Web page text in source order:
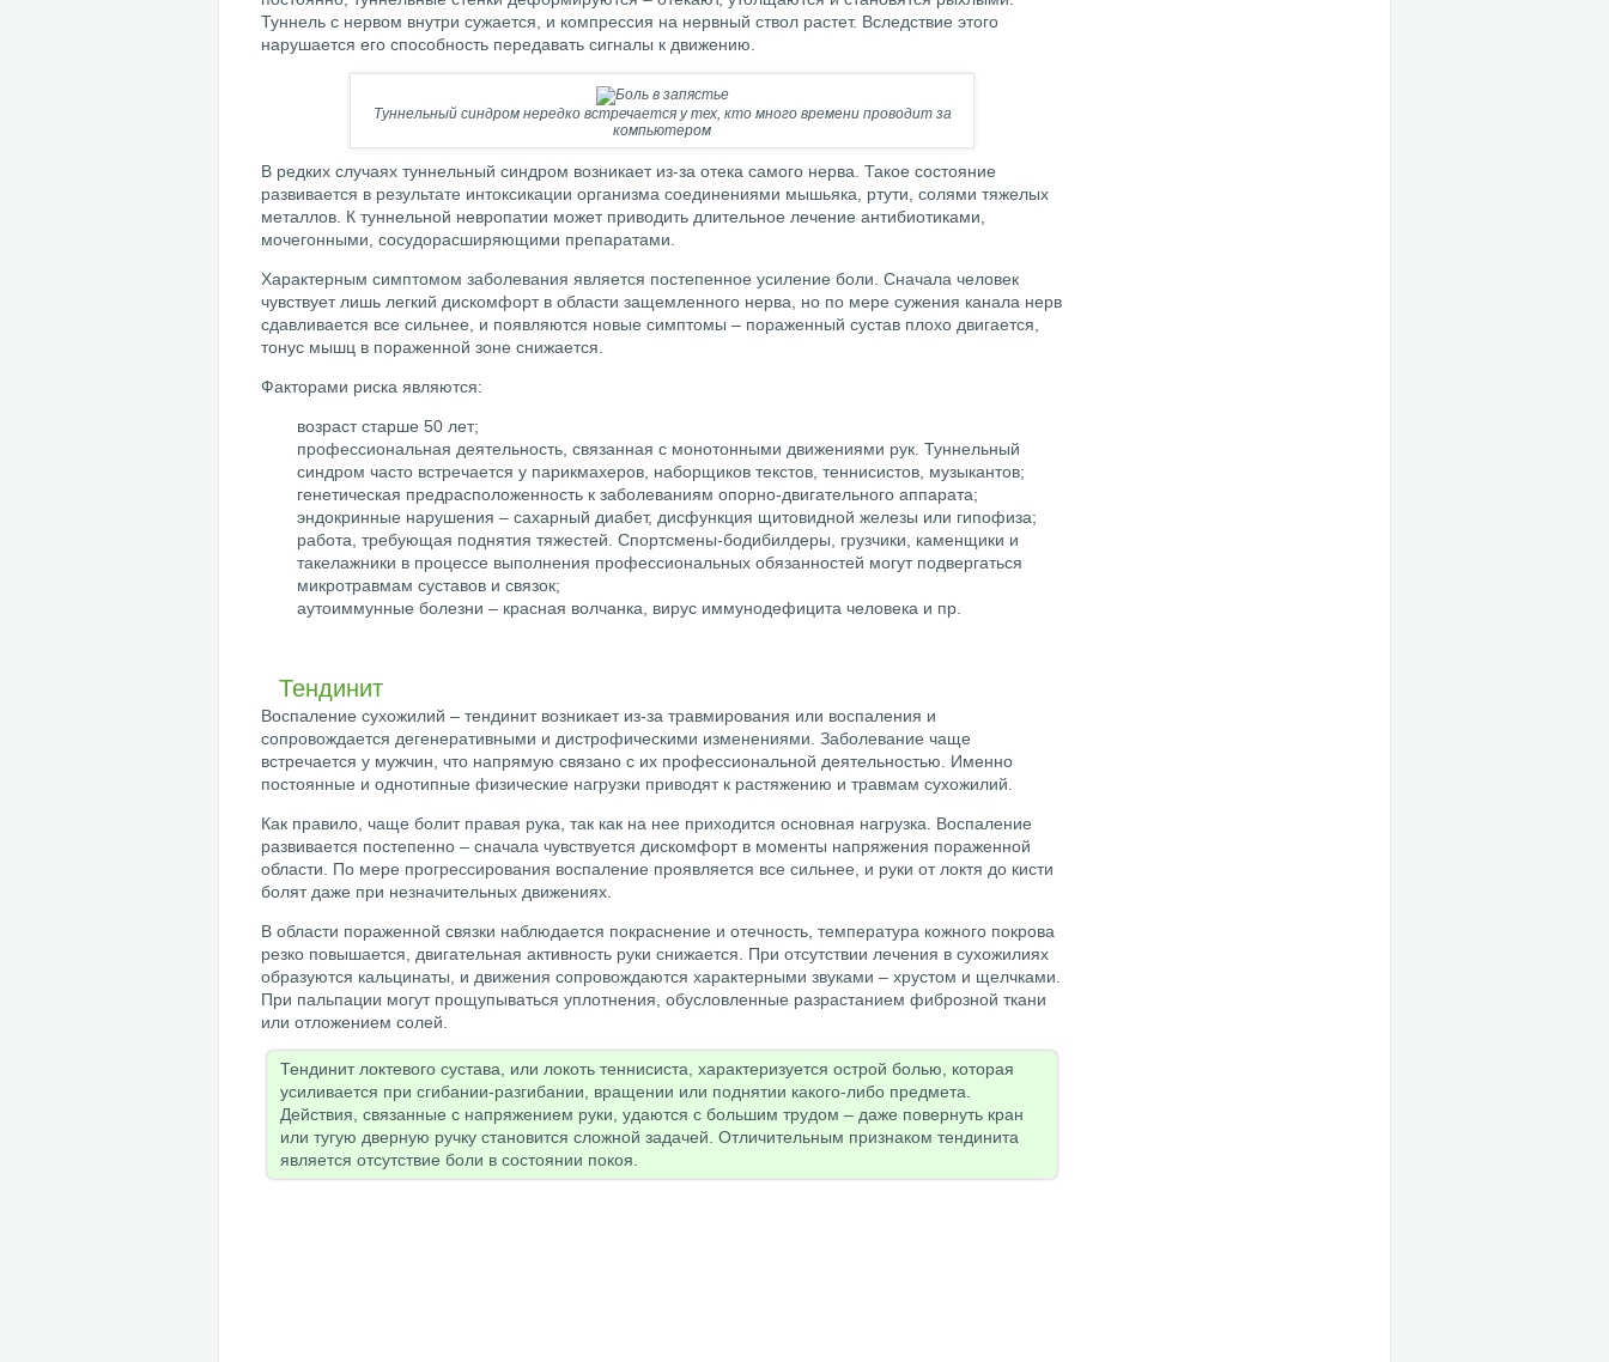
Туннель с нервом внутри сужается, и компрессия на нервный ствол растет. Вследствие этого
нарушается его способность передавать сигналы к движению.
Туннельный синдром нередко встречается у тех, кто много времени проводит за
компьютером
В редких случаях туннельный синдром возникает из-за отека самого нерва. Такое состояние
развивается в результате интоксикации организма соединениями мышьяка, ртути, солями тяжелых
металлов. К туннельной невропатии может приводить длительное лечение антибиотиками,
мочегонными, сосудорасширяющими препаратами.
Характерным симптомом заболевания является постепенное усиление боли. Сначала человек
чувствует лишь легкий дискомфорт в области защемленного нерва, но по мере сужения канала нерв
сдавливается все сильнее, и появляются новые симптомы – пораженный сустав плохо двигается,
тонус мышц в пораженной зоне снижается.
Факторами риска являются:
возраст старше 50 лет;
профессиональная деятельность, связанная с монотонными движениями рук. Туннельный
синдром часто встречается у парикмахеров, наборщиков текстов, теннисистов, музыкантов;
генетическая предрасположенность к заболеваниям опорно-двигательного аппарата;
эндокринные нарушения – сахарный диабет, дисфункция щитовидной железы или гипофиза;
работа, требующая поднятия тяжестей. Спортсмены-бодибилдеры, грузчики, каменщики и
такелажники в процессе выполнения профессиональных обязанностей могут подвергаться
микротравмам суставов и связок;
аутоиммунные болезни – красная волчанка, вирус иммунодефицита человека и пр.
Тендинит
Воспаление сухожилий – тендинит возникает из-за травмирования или воспаления и
сопровождается дегенеративными и дистрофическими изменениями. Заболевание чаще
встречается у мужчин, что напрямую связано с их профессиональной деятельностью. Именно
постоянные и однотипные физические нагрузки приводят к растяжению и травмам сухожилий.
Как правило, чаще болит правая рука, так как на нее приходится основная нагрузка. Воспаление
развивается постепенно – сначала чувствуется дискомфорт в моменты напряжения пораженной
области. По мере прогрессирования воспаление проявляется все сильнее, и руки от локтя до кисти
болят даже при незначительных движениях.
В области пораженной связки наблюдается покраснение и отечность, температура кожного покрова
резко повышается, двигательная активность руки снижается. При отсутствии лечения в сухожилиях
образуются кальцинаты, и движения сопровождаются характерными звуками – хрустом и щелчками.
При пальпации могут прощупываться уплотнения, обусловленные разрастанием фиброзной ткани
или отложением солей.
Тендинит локтевого сустава, или локоть теннисиста, характеризуется острой болью, которая
усиливается при сгибании-разгибании, вращении или поднятии какого-либо предмета.
Действия, связанные с напряжением руки, удаются с большим трудом – даже повернуть кран
или тугую дверную ручку становится сложной задачей. Отличительным признаком тендинита
является отсутствие боли в состоянии покоя.